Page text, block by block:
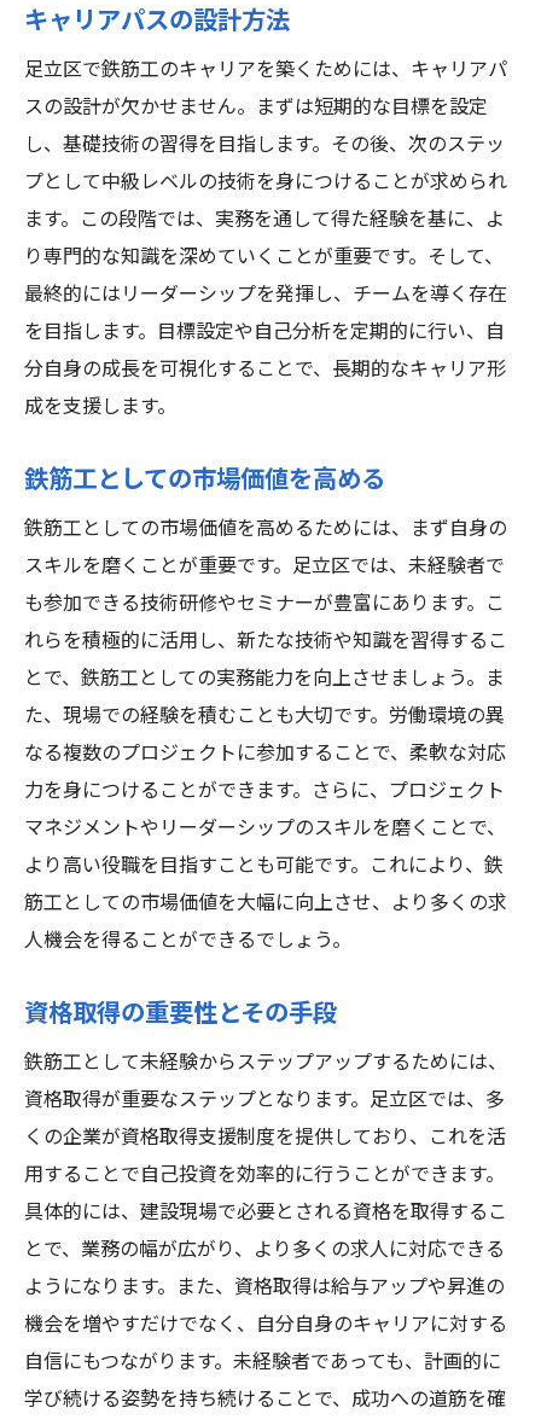
キャリアパスの設計方法
足立区で鉄筋工のキャリアを築くためには、キャリアパ
スの設計が欠かせません。まずは短期的な目標を設定
し、基礎技術の習得を目指します。その後、次のステッ
プとして中級レベルの技術を身につけることが求められ
ます。この段階では、実務を通して得た経験を基に、よ
り専門的な知識を深めていくことが重要です。そして、
最終的にはリーダーシップを発揮し、チームを導く存在
を目指します。目標設定や自己分析を定期的に行い、自
分自身の成長を可視化することで、長期的なキャリア形
成を支援します。
鉄筋工としての市場価値を高める
鉄筋工としての市場価値を高めるためには、まず自身の
スキルを磨くことが重要です。足立区では、未経験者で
も参加できる技術研修やセミナーが豊富にあります。こ
れらを積極的に活用し、新たな技術や知識を習得するこ
とで、鉄筋工としての実務能力を向上させましょう。ま
た、現場での経験を積むことも大切です。労働環境の異
なる複数のプロジェクトに参加することで、柔軟な対応
力を身につけることができます。さらに、プロジェクト
マネジメントやリーダーシップのスキルを磨くことで、
より高い役職を目指すことも可能です。これにより、鉄
筋工としての市場価値を大幅に向上させ、より多くの求
人機会を得ることができるでしょう。
資格取得の重要性とその手段
鉄筋工として未経験からステップアップするためには、
資格取得が重要なステップとなります。足立区では、多
くの企業が資格取得支援制度を提供しており、これを活
用することで自己投資を効率的に行うことができます。
具体的には、建設現場で必要とされる資格を取得するこ
とで、業務の幅が広がり、より多くの求人に対応できる
ようになります。また、資格取得は給与アップや昇進の
機会を増やすだけでなく、自分自身のキャリアに対する
自信にもつながります。未経験者であっても、計画的に
学び続ける姿勢を持ち続けることで、成功への道筋を確